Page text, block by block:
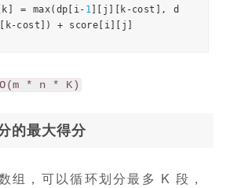
k = max( dp i- 1 j k -cost ],
d
k-cost ]) + score i j
O(m * n * K)
的最大得分
组，可以循环划分最多 K 段，